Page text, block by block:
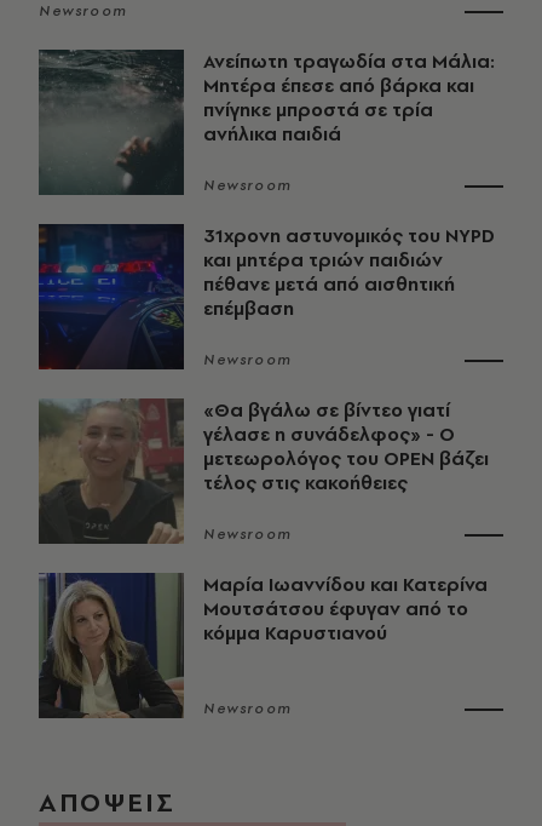
Newsroom
Ανείπωτη τραγωδία στα Μάλια:
Μητέρα έπεσε από βάρκα και
πνίγηκε μπροστά σε τρία
ανήλικα παιδιά
Newsroom
31χρονη αστυνομικός του NYPD
και μητέρα τριών παιδιών
πέθανε μετά από αισθητική
επέμβαση
Newsroom
«Θα βγάλω σε βίντεο γιατί
γέλασε η συνάδελφος» - Ο
μετεωρολόγος του OPEN βάζει
τέλος στις κακοήθειες
Newsroom
Μαρία Ιωαννίδου και Κατερίνα
Μουτσάτσου έφυγαν από το
κόμμα Καρυστιανού
Newsroom
ΑΠΟΨΕΙΣ